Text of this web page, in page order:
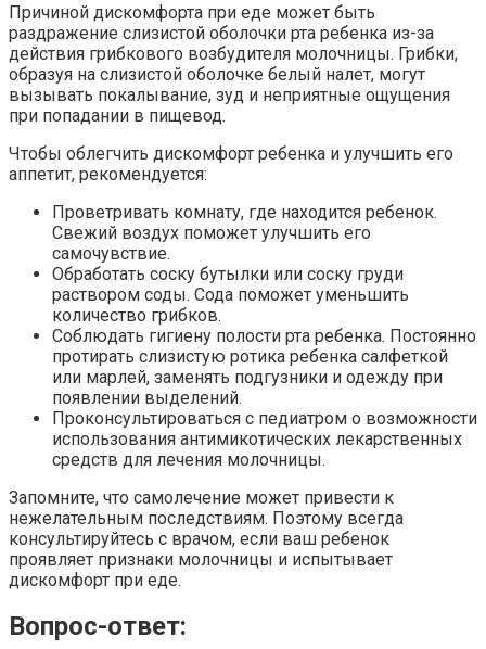
Причиной дискомфорта при еде может быть
раздражение слизистой оболочки рта ребенка из-за
действия грибкового возбудителя молочницы. Грибки,
образуя на слизистой оболочке белый налет, могут
вызывать покалывание, зуд и неприятные ощущения
при попадании в пищевод.
Чтобы облегчить дискомфорт ребенка и улучшить его
аппетит, рекомендуется:
Проветривать комнату, где находится ребенок.
Свежий воздух поможет улучшить его
самочувствие.
Обработать соску бутылки или соску груди
раствором соды. Сода поможет уменьшить
количество грибков.
Соблюдать гигиену полости рта ребенка. Постоянно
протирать слизистую ротика ребенка салфеткой
или марлей, заменять подгузники и одежду при
появлении выделений.
Проконсультироваться с педиатром о возможности
использования антимикотических лекарственных
средств для лечения молочницы.
Запомните, что самолечение может привести к
нежелательным последствиям. Поэтому всегда
консультируйтесь с врачом, если ваш ребенок
проявляет признаки молочницы и испытывает
дискомфорт при еде.
Вопрос-ответ: